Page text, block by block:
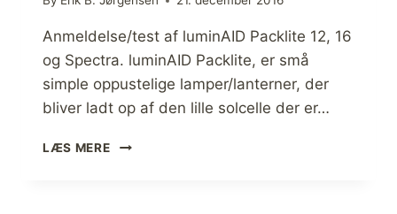
U
R
A
B
A
Anmeldelse/test af luminAID Packlite 12, 16
og Spectra. luminAID Packlite, er små
simple oppustelige lamper/lanterner, der
bliver ladt op af den lille solcelle der er…
LÆS MEREA